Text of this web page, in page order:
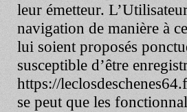
leur émetteur.
navigation de manière à
lui soient proposés
susceptible d’être
https://
se peut que les